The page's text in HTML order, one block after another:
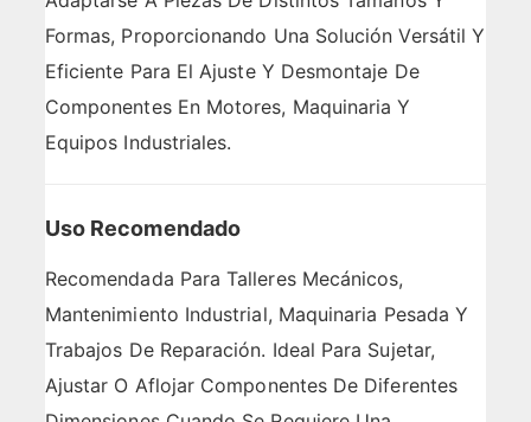
Formas, Proporcionando Una Solución Versátil Y
Eficiente Para El Ajuste Y Desmontaje De
Componentes En Motores, Maquinaria Y
Equipos Industriales.
Uso Recomendado
Recomendada Para Talleres Mecánicos,
Mantenimiento Industrial, Maquinaria Pesada Y
Trabajos De Reparación. Ideal Para Sujetar,
Ajustar O Aflojar Componentes De Diferentes